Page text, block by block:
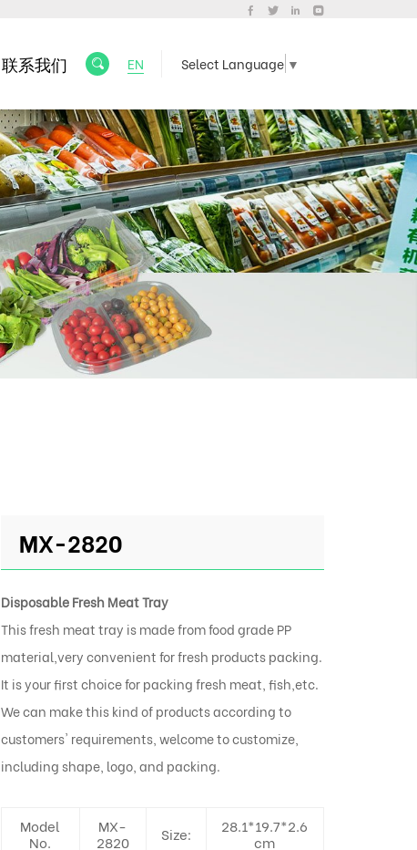
Select Language ▼
EN
联系我们
MX-2820
Disposable Fresh Meat Tray
This fresh meat tray is made from food grade PP
material,very convenient for fresh products packing.
It is your first choice for packing fresh meat, fish,etc.
We can make this kind of products according to
customers' requirements, welcome to customize,
including shape, logo, and packing.
Model
No.
MX-
2820
Size:
28.1*19.7*2.6
cm